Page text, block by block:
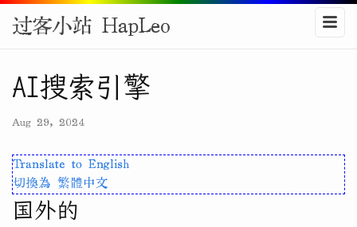
过客小站 HapLeo
AI搜索引擎
Aug 29, 2024
Translate to English
切換為 繁體中文
国外的